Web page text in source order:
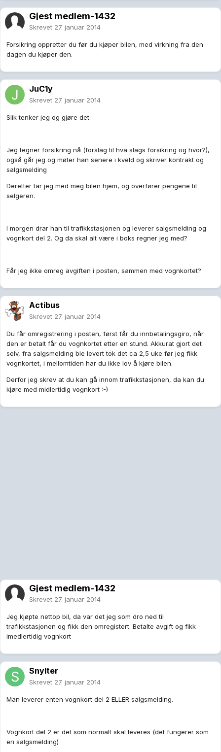
Gjest medlem-1432
Skrevet 27. januar 2014
Forsikring oppretter du før du kjøper bilen, med virkning fra den
dagen du kjøper den.
JuC1y
Skrevet 27. januar 2014
Slik tenker jeg og gjøre det:
Jeg tegner forsikring nå (forslag til hva slags forsikring og hvor?),
også går jeg og møter han senere i kveld og skriver kontrakt og
salgsmelding
Deretter tar jeg med meg bilen hjem, og overfører pengene til
selgeren.
I morgen drar han til trafikkstasjonen og leverer salgsmelding og
vognkort del 2. Og da skal alt være i boks regner jeg med?
Får jeg ikke omreg avgiften i posten, sammen med vognkortet?
Actibus
Skrevet 27. januar 2014
Du får omregistrering i posten, først får du innbetalingsgiro, når
den er betalt får du vognkortet etter en stund. Akkurat gjort det
selv, fra salgsmelding ble levert tok det ca 2,5 uke før jeg fikk
vognkortet, i mellomtiden har du ikke lov å kjøre bilen.
Derfor jeg skrev at du kan gå innom trafikkstasjonen, da kan du
kjøre med midlertidig vognkort :-)
Gjest medlem-1432
Skrevet 27. januar 2014
Jeg kjøpte nettop bil, da var det jeg som dro ned til
trafikkstasjonen og fikk den omregistert. Betalte avgift og fikk
imedlertidig vognkort
Snylter
Skrevet 27. januar 2014
Man leverer enten vognkort del 2 ELLER salgsmelding.
Vognkort del 2 er det som normalt skal leveres (det fungerer som
en salgsmelding)